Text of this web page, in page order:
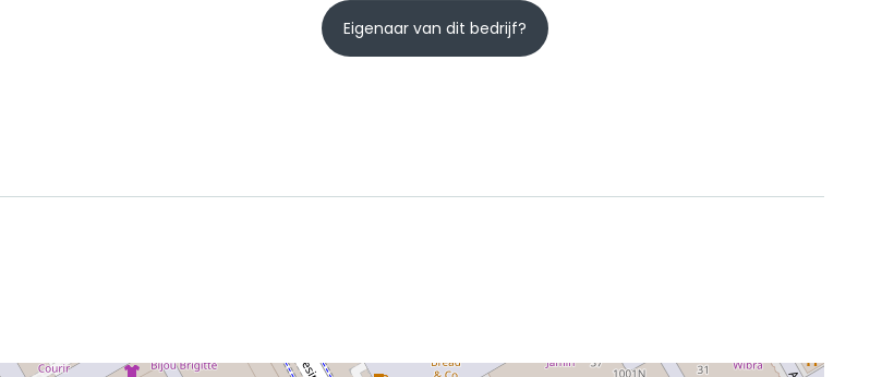
Eigenaar van dit bedrijf?